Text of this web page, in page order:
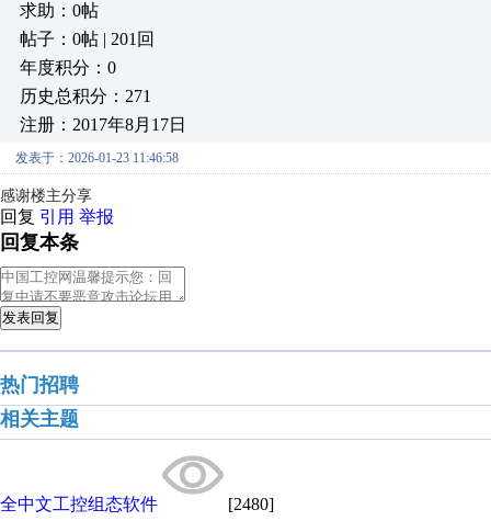
求助：0帖
帖子：0帖 | 201回
年度积分：0
历史总积分：271
注册：2017年8月17日
发表于：2026-01-23 11:46:58
感谢楼主分享
回复 引用 举报
回复本条
发表回复
热门招聘
相关主题
全中文工控组态软件 [2480]